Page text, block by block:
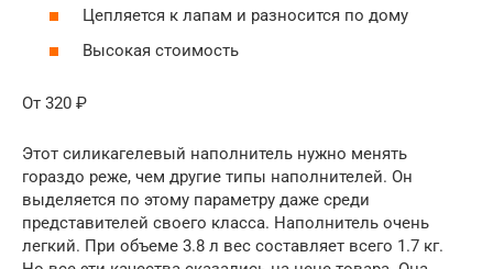
Цепляется к лапам и разносится по дому
Высокая стоимость
От 320 ₽
Этот силикагелевый наполнитель нужно менять
гораздо реже, чем другие типы наполнителей. Он
выделяется по этому параметру даже среди
представителей своего класса. Наполнитель очень
легкий. При объеме 3.8 л вес составляет всего 1.7 кг.